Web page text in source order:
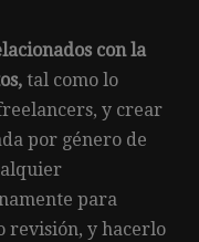
con la
tal como lo
y crear
por género de
para
revisión, y hacerlo